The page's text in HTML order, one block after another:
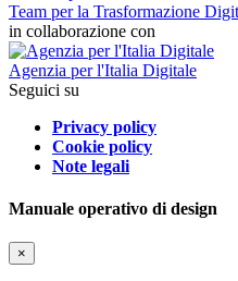
Team per la Trasformazione
in collaborazione con
Agenzia per l'Italia Digitale
Seguici su
Privacy policy
Cookie policy
Note legali
Manuale operativo di design
×